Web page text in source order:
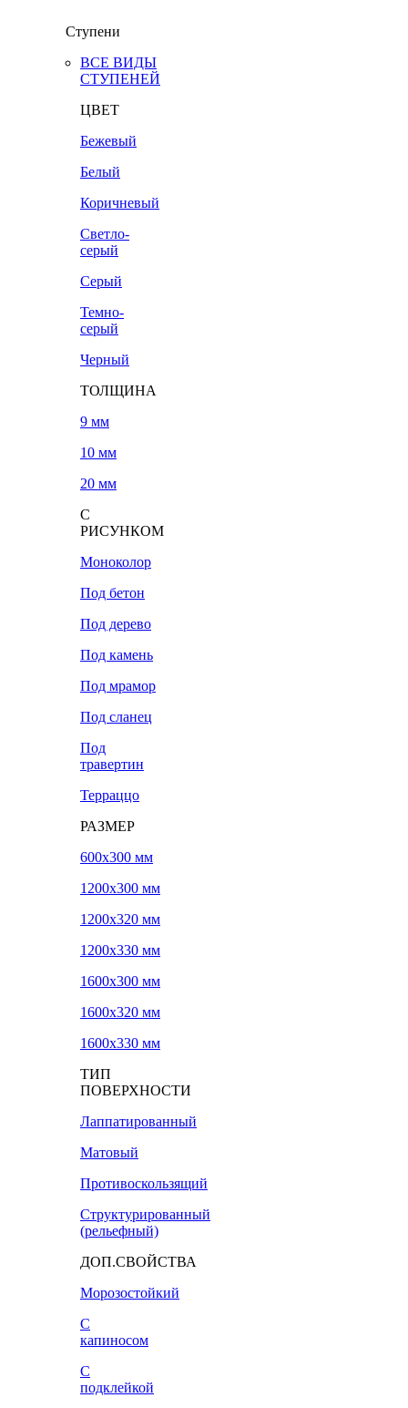
Ступени
ВСЕ ВИДЫ
СТУПЕНЕЙ
ЦВЕТ
Бежевый
Белый
Коричневый
Светло-
серый
Серый
Темно-
серый
Черный
ТОЛЩИНА
9 мм
10 мм
20 мм
С
РИСУНКОМ
Моноколор
Под бетон
Под дерево
Под камень
Под мрамор
Под сланец
Под
травертин
Терраццо
РАЗМЕР
600х300 мм
1200х300 мм
1200х320 мм
1200х330 мм
1600х300 мм
1600х320 мм
1600х330 мм
ТИП
ПОВЕРХНОСТИ
Лаппатированный
Матовый
Противоскользящий
Структурированный
(рельефный)
ДОП.СВОЙСТВА
Морозостойкий
С
капиносом
С
подклейкой